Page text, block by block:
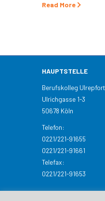
Read More
HAUPTSTELLE
Berufskolleg
Ulrichgasse 1-3
50678 Köln
Telefon:
0221/221-91655
0221/221-91661
Telefax:
0221/221-91653